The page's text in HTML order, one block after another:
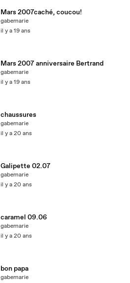
Mars 2007caché, coucou!
gabemarie
il y a 19 ans
Mars 2007 anniversaire Bertrand
gabemarie
il y a 19 ans
chaussures
gabemarie
il y a 20 ans
Galipette 02.07
gabemarie
il y a 20 ans
caramel 09.06
gabemarie
il y a 20 ans
bon papa
gabemarie